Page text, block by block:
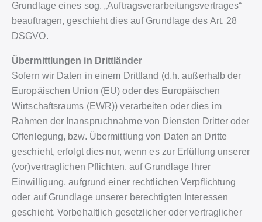
Grundlage eines sog. „Auftragsverarbeitungsvertrages“
beauftragen, geschieht dies auf Grundlage des Art. 28
DSGVO.
Übermittlungen in Drittländer
Sofern wir Daten in einem Drittland (d.h. außerhalb der
Europäischen Union (EU) oder des Europäischen
Wirtschaftsraums (EWR)) verarbeiten oder dies im
Rahmen der Inanspruchnahme von Diensten Dritter oder
Offenlegung, bzw. Übermittlung von Daten an Dritte
geschieht, erfolgt dies nur, wenn es zur Erfüllung unserer
(vor)vertraglichen Pflichten, auf Grundlage Ihrer
Einwilligung, aufgrund einer rechtlichen Verpflichtung
oder auf Grundlage unserer berechtigten Interessen
geschieht. Vorbehaltlich gesetzlicher oder vertraglicher